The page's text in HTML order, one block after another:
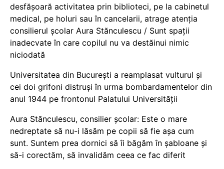
desfășoară activitatea prin biblioteci, pe la cabinetul
medical, pe holuri sau în cancelarii, atrage atenția
consilierul școlar Aura Stănculescu / Sunt spații
inadecvate în care copilul nu va destăinui nimic
niciodată
Universitatea din București a reamplasat vulturul și
cei doi grifoni distruși în urma bombardamentelor din
anul 1944 pe frontonul Palatului Universității
Aura Stănculescu, consilier școlar: Este o mare
nedreptate să nu-i lăsăm pe copii să fie așa cum
sunt. Suntem prea dornici să îi băgăm în șabloane și
să-i corectăm, să invalidăm ceea ce fac diferit